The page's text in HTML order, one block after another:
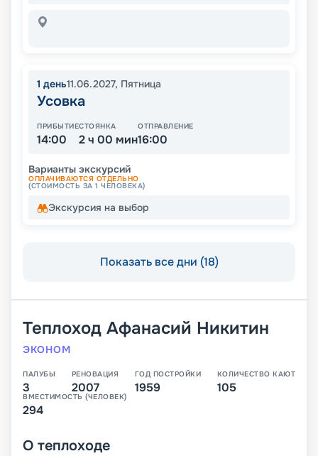
1 день11.06.2027, Пятница
Усовка
ПРИБЫТИЕ
14:00
СТОЯНКА
2 ч 00 мин
ОТПРАВЛЕНИЕ
16:00
Варианты экскурсий
ОПЛАЧИВАЮТСЯ ОТДЕЛЬНО
(СТОИМОСТЬ ЗА 1 ЧЕЛОВЕКА)
Экскурсия на выбор
Показать все дни (18)
Теплоход Афанасий Никитин
ЭКОНОМ
ПАЛУБЫ
3
РЕНОВАЦИЯ
2007
ГОД ПОСТРОЙКИ
1959
КОЛИЧЕСТВО КАЮТ
105
ВМЕСТИМОСТЬ (ЧЕЛОВЕК)
294
О теплоходе